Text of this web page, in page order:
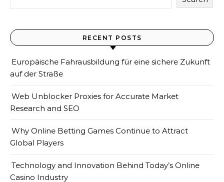
RECENT POSTS
Europäische Fahrausbildung für eine sichere Zukunft
auf der Straße
Web Unblocker Proxies for Accurate Market
Research and SEO
Why Online Betting Games Continue to Attract
Global Players
Technology and Innovation Behind Today’s Online
Casino Industry